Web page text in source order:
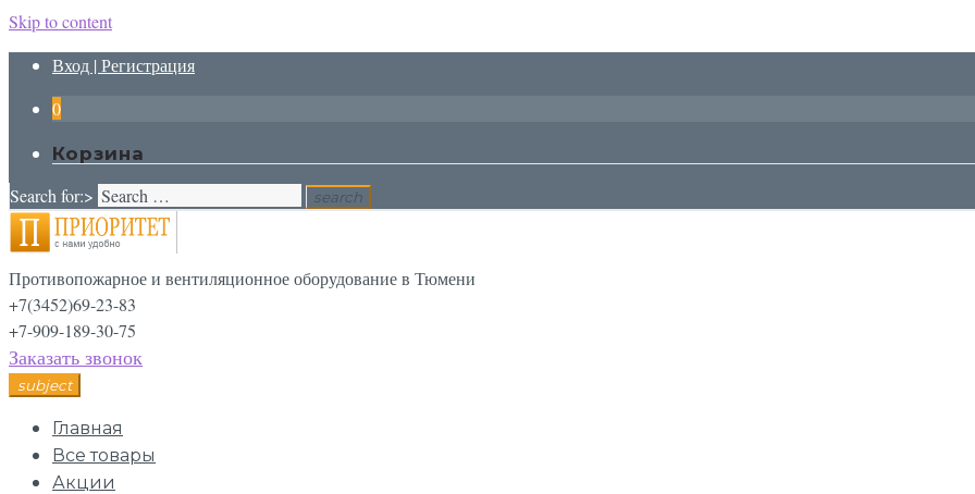
Skip to content
Вход | Регистрация
0
Корзина
Search for:> search
Противопожарное и вентиляционное оборудование в Тюмени
+7(3452)69-23-83
+7-909-189-30-75
Заказать звонок
subject
Главная
Все товары
Акции